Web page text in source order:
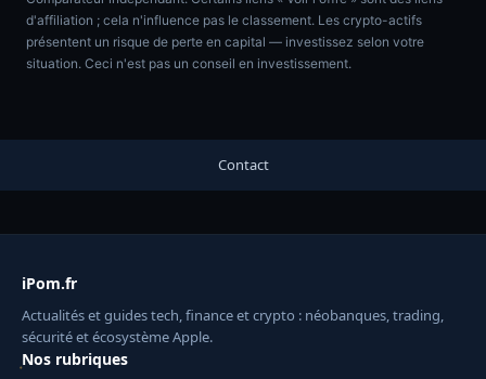
d'affiliation ; cela n'influence pas le classement. Les crypto-actifs
présentent un risque de perte en capital — investissez selon votre
situation. Ceci n'est pas un conseil en investissement.
Contact
iPom.fr
Actualités et guides tech, finance et crypto : néobanques, trading,
sécurité et écosystème Apple.
Nos rubriques